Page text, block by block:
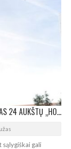
MEDINIS DANGORAIŽIS://VIENOJE PLANUOJAMAS 24 AUKŠTŲ „HOHO“
sąlygiškai gali